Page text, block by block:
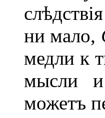
ни мало,
медли к
мысли и
можетъ